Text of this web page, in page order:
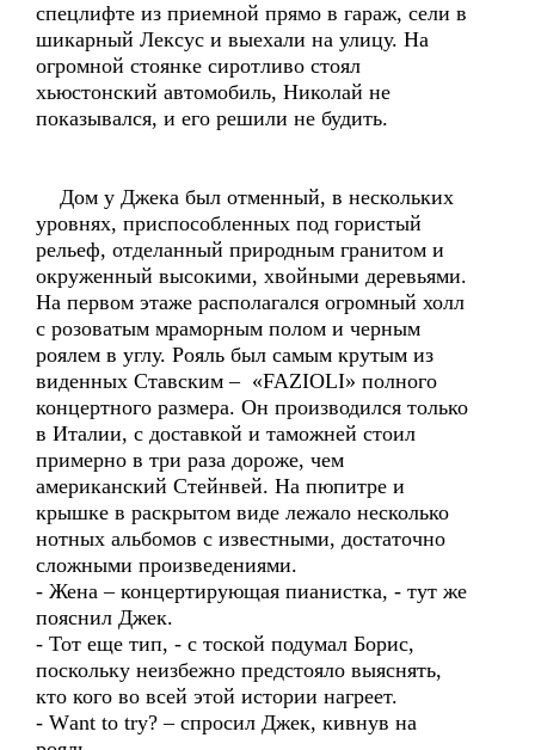
спецлифте из приемной прямо в гараж, сели в
шикарный Лексус и выехали на улицу. На
огромной стоянке сиротливо стоял
хьюстонский автомобиль, Николай не
показывался, и его решили не будить.
Дом у Джека был отменный, в нескольких
уровнях, приспособленных под гористый
рельеф, отделанный природным гранитом и
окруженный высокими, хвойными деревьями.
На первом этаже располагался огромный холл
с розоватым мраморным полом и черным
роялем в углу. Рояль был самым крутым из
виденных Ставским – «FAZIOLI» полного
концертного размера. Он производился только
в Италии, с доставкой и таможней стоил
примерно в три раза дороже, чем
американский Стейнвей. На пюпитре и
крышке в раскрытом виде лежало несколько
нотных альбомов с известными, достаточно
сложными произведениями.
- Жена – концертирующая пианистка, - тут же
пояснил Джек.
- Тот еще тип, - с тоской подумал Борис,
поскольку неизбежно предстояло выяснять,
кто кого во всей этой истории нагреет.
- Wаnt to try? – спросил Джек, кивнув на